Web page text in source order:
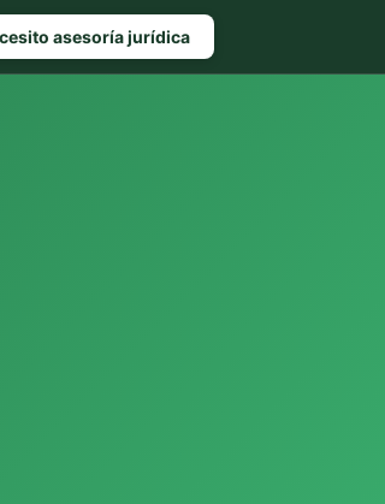
asesoría jurídica